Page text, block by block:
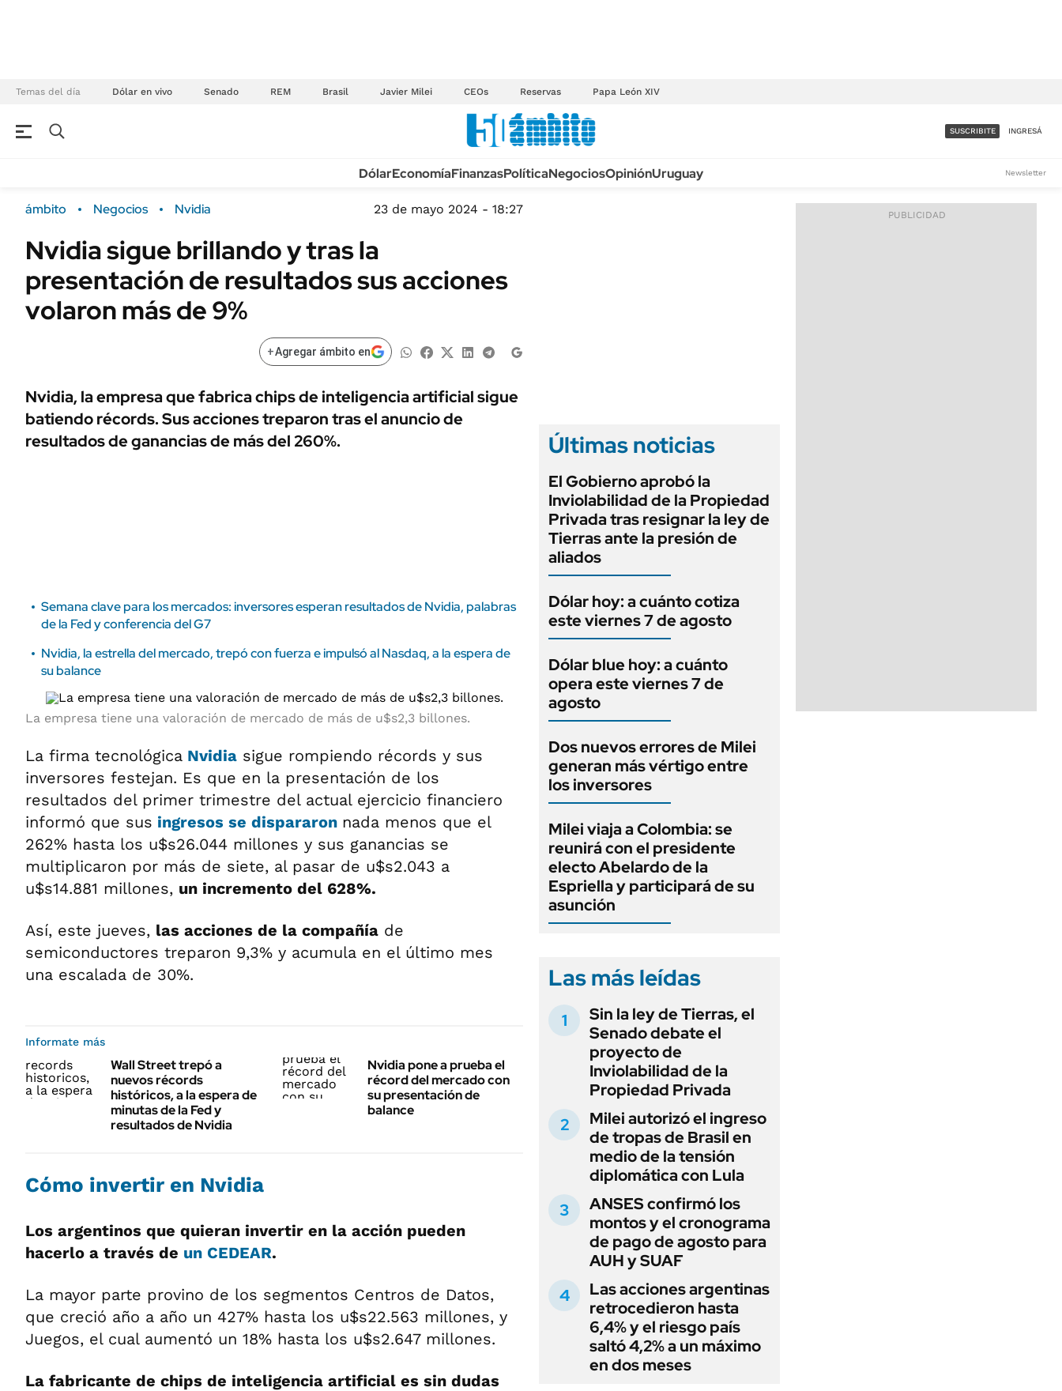
Temas del día Dólar en vivo Senado REM Brasil Javier Milei CEOs Reservas Papa León XIV
Campo
FINANZAS
Dólar
Sustentabilidad
POLÍTICA
URUGUAY
TECNOLOGÍA
MÉXICO
INFORMACIÓN GENERAL
AUTOS
ACCESO FULL - $1.800/MES
SUSCRIBITE INGRESÁ
DólarEconomíaFinanzasPolíticaNegociosOpiniónUruguay Newsletter
ámbito Negocios Nvidia 23 de mayo 2024 - 18:27
Nvidia sigue brillando y tras la
presentación de resultados sus acciones
volaron más de 9%
+Agregar ámbito en
Nvidia, la empresa que fabrica chips de inteligencia artificial sigue
batiendo récords. Sus acciones treparon tras el anuncio de
resultados de ganancias de más del 260%.
Semana clave para los mercados: inversores esperan resultados de Nvidia, palabras
de la Fed y conferencia del G7
Nvidia, la estrella del mercado, trepó con fuerza e impulsó al Nasdaq, a la espera de
su balance
La empresa tiene una valoración de mercado de más de u$s2,3 billones.
La firma tecnológica Nvidia sigue rompiendo récords y sus
inversores festejan. Es que en la presentación de los
resultados del primer trimestre del actual ejercicio financiero
informó que sus ingresos se dispararon nada menos que el
262% hasta los u$s26.044 millones y sus ganancias se
multiplicaron por más de siete, al pasar de u$s2.043 a
u$s14.881 millones, un incremento del 628%.
Así, este jueves, las acciones de la compañía de
semiconductores treparon 9,3% y acumula en el último mes
una escalada de 30%.
Informate más
Wall Street trepó a
nuevos récords
históricos, a la espera de
minutas de la Fed y
resultados de Nvidia
Nvidia pone a prueba el
récord del mercado con
su presentación de
balance
Cómo invertir en Nvidia
Los argentinos que quieran invertir en la acción pueden
hacerlo a través de un CEDEAR.
La mayor parte provino de los segmentos Centros de Datos,
que creció año a año un 427% hasta los u$s22.563 millones, y
Juegos, el cual aumentó un 18% hasta los u$s2.647 millones.
La fabricante de chips de inteligencia artificial es sin dudas
Últimas noticias
El Gobierno aprobó la
Inviolabilidad de la Propiedad
Privada tras resignar la ley de
Tierras ante la presión de
aliados
Dólar hoy: a cuánto cotiza
este viernes 7 de agosto
Dólar blue hoy: a cuánto
opera este viernes 7 de
agosto
Dos nuevos errores de Milei
generan más vértigo entre
los inversores
Milei viaja a Colombia: se
reunirá con el presidente
electo Abelardo de la
Espriella y participará de su
asunción
Las más leídas
Sin la ley de Tierras, el
Senado debate el
proyecto de
Inviolabilidad de la
Propiedad Privada
Milei autorizó el ingreso
de tropas de Brasil en
medio de la tensión
diplomática con Lula
ANSES confirmó los
montos y el cronograma
de pago de agosto para
AUH y SUAF
Las acciones argentinas
retrocedieron hasta
6,4% y el riesgo país
saltó 4,2% a un máximo
en dos meses